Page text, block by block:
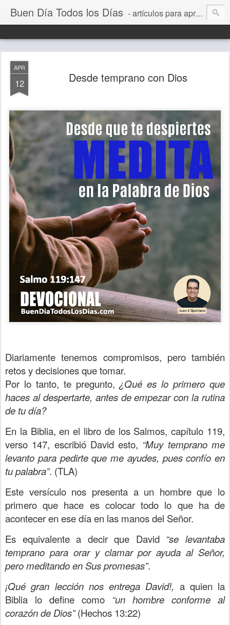
Buen Día Todos los Días - artículos para aprender a vivir mejor, un día a la vez. Por Juan C Quintero
APR
12 Desde temprano con Dios
Diariamente tenemos compromisos, pero también
retos y decisiones que tomar.
Por lo tanto, te pregunto,¿Qué es lo primero que
haces al despertarte, antes de empezar con la rutina
de tu día?
En la Biblia, en el libro de los Salmos, capítulo 119,
verso 147, escribió David esto, “Muy temprano me
levanto para pedirte que me ayudes, pues confío en
tu palabra”. (TLA)
Este versículo nos presenta a un hombre que lo
primero que hace es colocar todo lo que ha de
acontecer en ese día en las manos del Señor.
Es equivalente a decir que David “se levantaba
temprano para orar y clamar por ayuda al Señor,
pero meditando en Sus promesas”.
¡Qué gran lección nos entrega David!, a quien la
Biblia lo define como “un hombre conforme al
corazón de Dios”(Hechos 13:22)